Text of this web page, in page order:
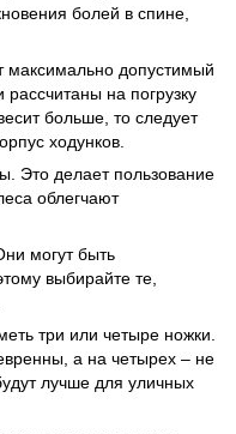
болей в спине,
допустимый
на погрузку
больше, то следует
ходунков.
Это делает пользование
облегчают
могут быть
выбирайте те,
три или четыре ножки.
а на четырех – не
лучше для уличных